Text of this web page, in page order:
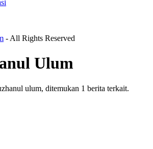
- All Rights Reserved
Ulum
ulum, ditemukan 1 berita terkait.